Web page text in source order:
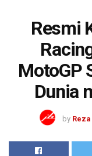
Resmi
MotoGP
Dunia
by